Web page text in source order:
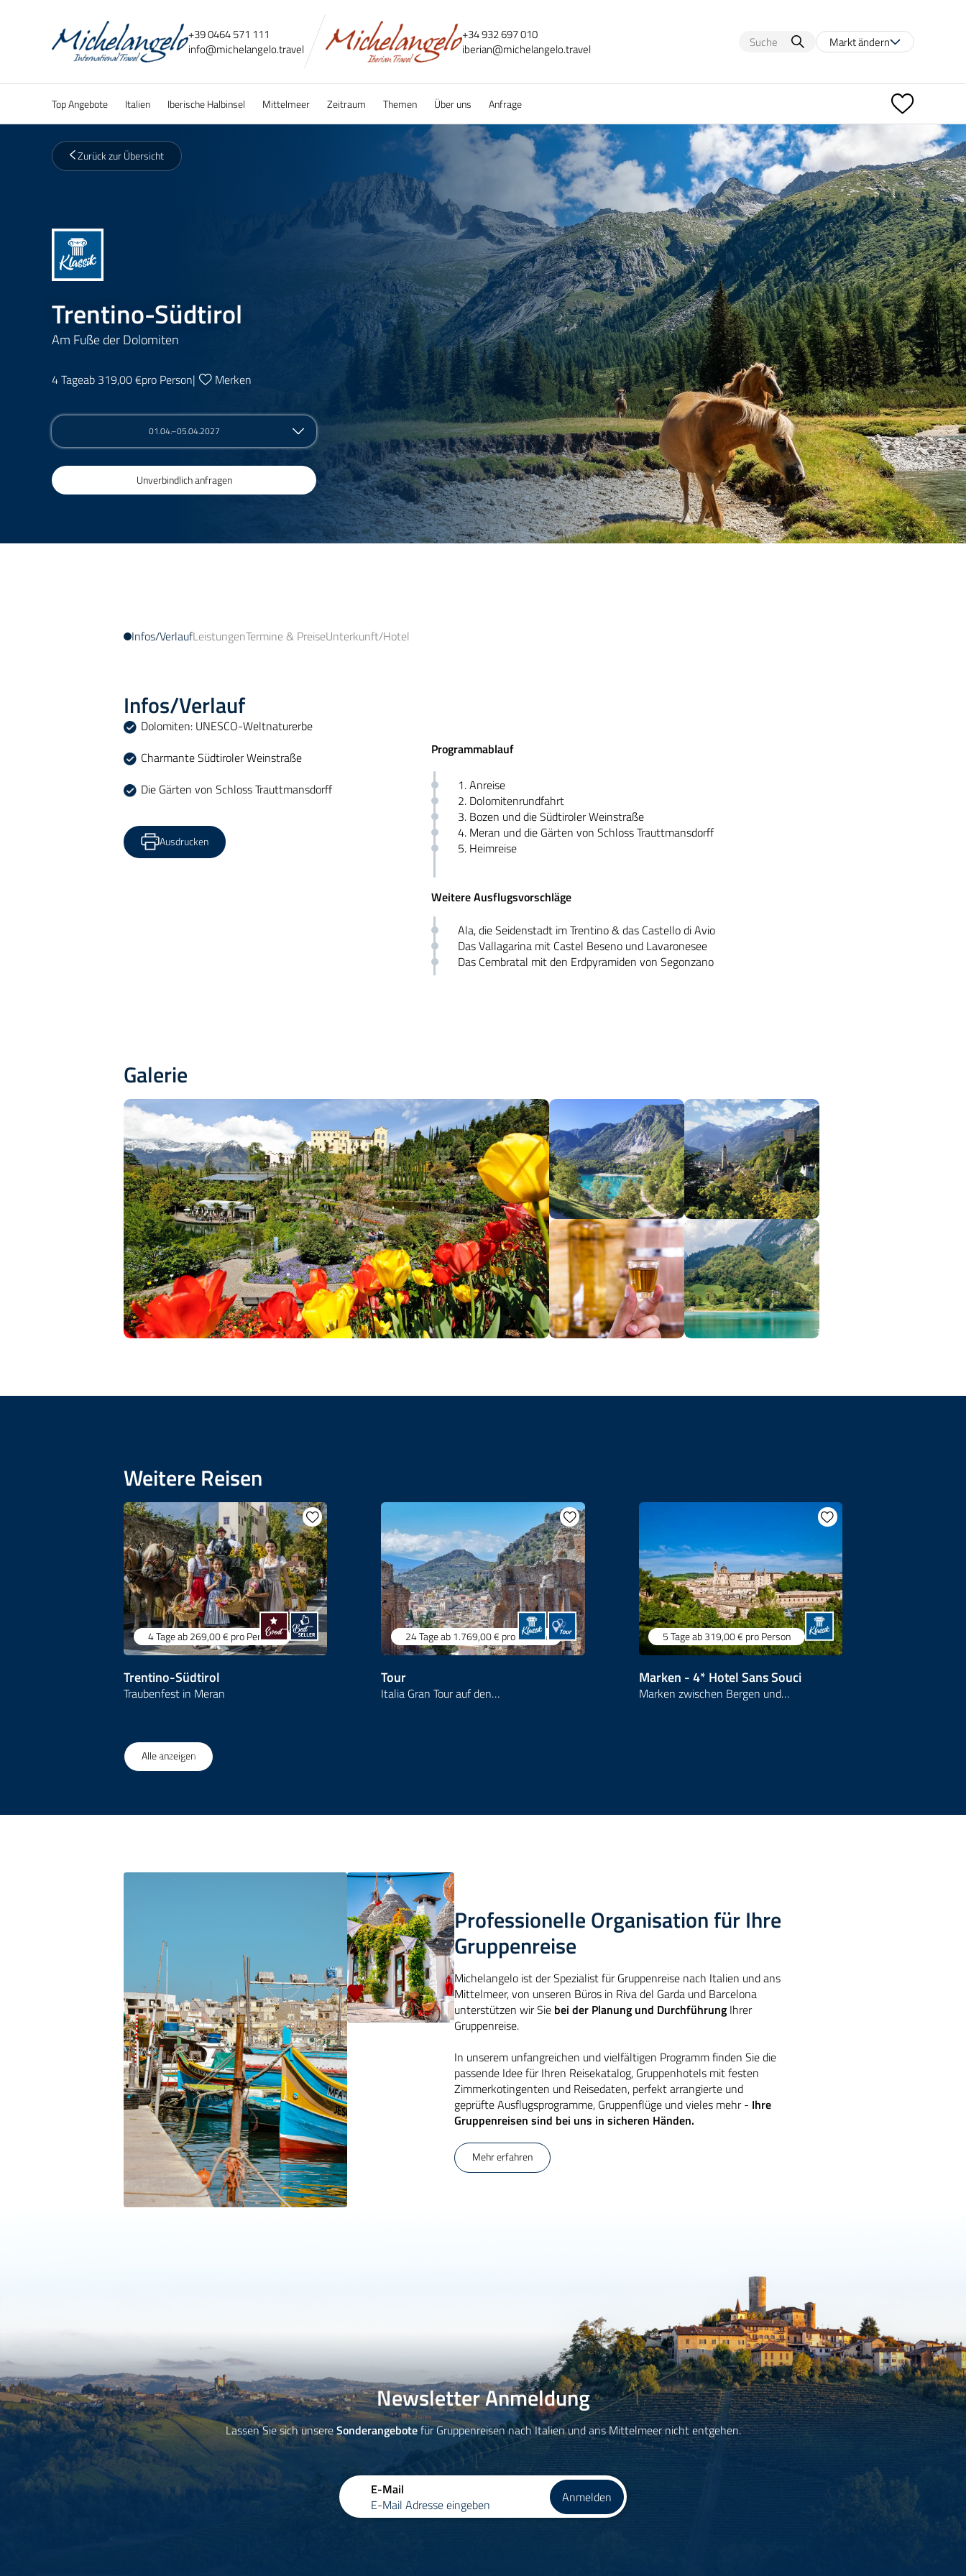
+39 0464 571 111
info@michelangelo.travel
+34 932 697 010
iberian@michelangelo.travel Markt ändern
Top Angebote Italien Iberische Halbinsel Mittelmeer Zeitraum Themen Über uns Anfrage
Zurück zur Übersicht
Trentino-Südtirol
Am Fuße der Dolomiten
4 Tageab 319,00 €pro Person| Merken
01.04.–05.04.2027
Unverbindlich anfragen
Infos/VerlaufLeistungenTermine & PreiseUnterkunft/Hotel
Infos/Verlauf
Dolomiten: UNESCO-Weltnaturerbe
Charmante Südtiroler Weinstraße
Die Gärten von Schloss Trauttmansdorff
Ausdrucken
Programmablauf
1. Anreise
2. Dolomitenrundfahrt
3. Bozen und die Südtiroler Weinstraße
4. Meran und die Gärten von Schloss Trauttmansdorff
5. Heimreise
Weitere Ausflugsvorschläge
Ala, die Seidenstadt im Trentino & das Castello di Avio
Das Vallagarina mit Castel Beseno und Lavaronesee
Das Cembratal mit den Erdpyramiden von Segonzano
Galerie
Weitere Reisen
4 Tageab 269,00 € pro Person
Trentino-Südtirol
Traubenfest in Meran
24 Tageab 1.769,00 € pro Person
Tour
Italia Gran Tour auf den…
5 Tageab 319,00 € pro Person
Marken - 4* Hotel Sans Souci
Marken zwischen Bergen und…
1 35
Alle anzeigen
Professionelle Organisation für Ihre
Gruppenreise
Michelangelo ist der Spezialist für Gruppenreise nach Italien und ans
Mittelmeer, von unseren Büros in Riva del Garda und Barcelona
unterstützen wir Sie bei der Planung und DurchführungIhrer
Gruppenreise.
In unserem unfangreichen und vielfältigen Programm finden Sie die
passende Idee für Ihren Reisekatalog, Gruppenhotels mit festen
Zimmerkotingenten und Reisedaten, perfekt arrangierte und
geprüfte Ausflugsprogramme, Gruppenflüge und vieles mehr - Ihre
Gruppenreisen sind bei uns in sicheren Händen.
Mehr erfahren
Newsletter Anmeldung
Lassen Sie sich unsereSonderangebotefür Gruppenreisen nach Italien und ans Mittelmeer nicht entgehen.
E-Mail
E-Mail Adresse eingeben
Anmelden